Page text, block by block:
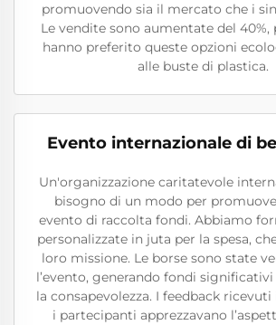
promuovendo sia il mercato che i
Le vendite sono aumentate del
hanno preferito queste opzioni
alle buste di plastica.
Evento internazionale di
Un'organizzazione caritatevole
bisogno di un modo per
evento di raccolta fondi. Abbiamo
personalizzate in juta per la spesa,
loro missione. Le borse sono state
l’evento, generando fondi
la consapevolezza. I feedback
i partecipanti apprezzavano